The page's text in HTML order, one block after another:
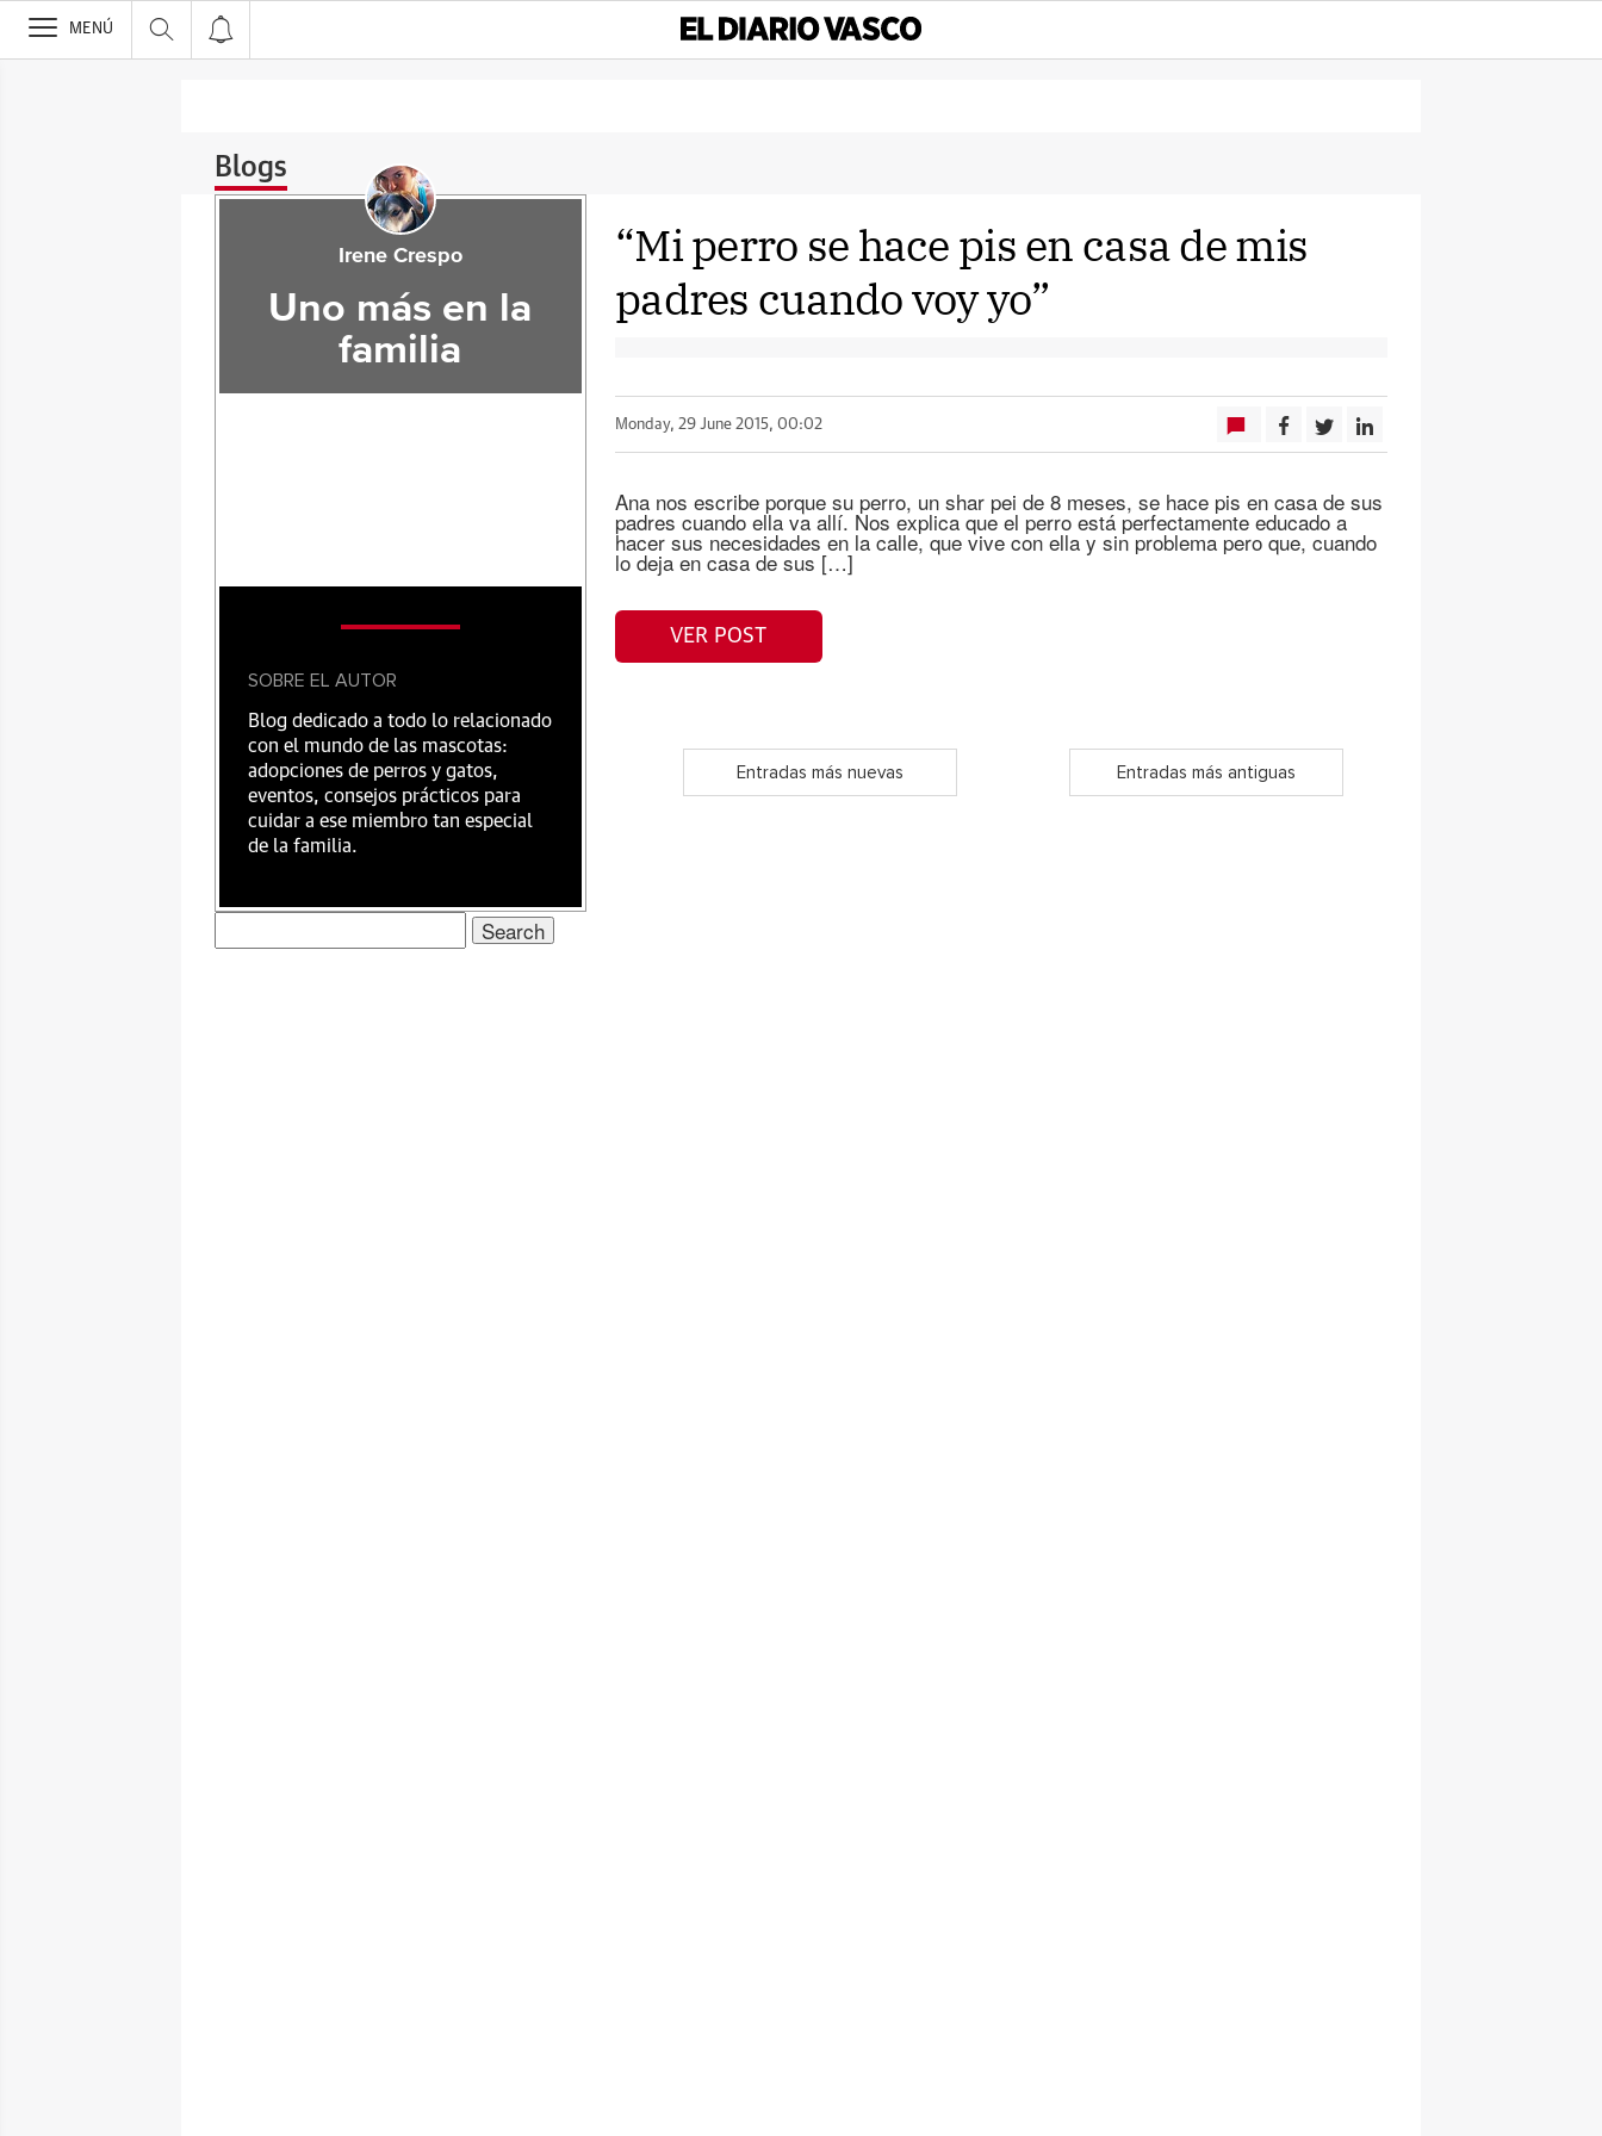
>
MENÚ
Blogs
“Mi perro se hace pis en casa de mis
padres cuando voy yo”
Monday, 29 June 2015, 00:02
Ana nos escribe porque su perro, un shar pei de 8 meses, se hace pis en casa de sus
padres cuando ella va allí. Nos explica que el perro está perfectamente educado a
hacer sus necesidades en la calle, que vive con ella y sin problema pero que, cuando
lo deja en casa de sus […]
VER POST
Entradas más nuevas Entradas más antiguas
Irene Crespo
Uno más en la
familia
SOBRE EL AUTOR
Blog dedicado a todo lo relacionado
con el mundo de las mascotas:
adopciones de perros y gatos,
eventos, consejos prácticos para
cuidar a ese miembro tan especial
de la familia.
Search
for: